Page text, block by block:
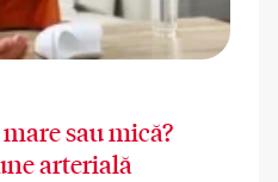
sau mică?
arterială